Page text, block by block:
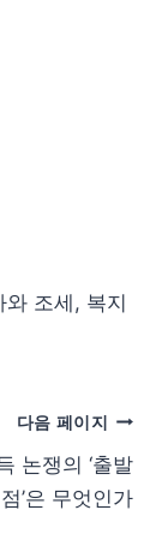
와 조세, 복지
다음 페이지
논쟁의 ‘출발
점’은 무엇인가